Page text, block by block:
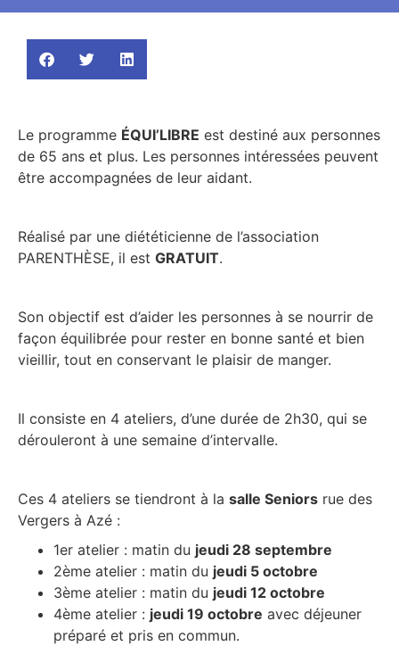
Le programme ÉQUI’LIBRE est destiné aux personnes
de 65 ans et plus. Les personnes intéressées peuvent
être accompagnées de leur aidant.
Réalisé par une diététicienne de l’association
PARENTHÈSE, il est GRATUIT.
Son objectif est d’aider les personnes à se nourrir de
façon équilibrée pour rester en bonne santé et bien
vieillir, tout en conservant le plaisir de manger.
Il consiste en 4 ateliers, d’une durée de 2h30, qui se
dérouleront à une semaine d’intervalle.
Ces 4 ateliers se tiendront à la salle Seniors rue des
Vergers à Azé :
1er atelier : matin du jeudi 28 septembre
2ème atelier : matin du jeudi 5 octobre
3ème atelier : matin du jeudi 12 octobre
4ème atelier : jeudi 19 octobre avec déjeuner
préparé et pris en commun.